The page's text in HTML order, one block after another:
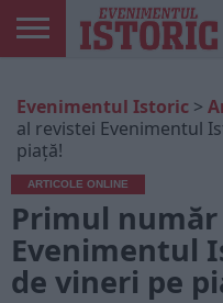
ONLINE
EDIȚII
TIPĂRITE
ISTORIC
PLAY
CONTUL
MEU
Evenimentul Istoric >
al revistei Evenimentul
piață!
ARTICOLE ONLINE
Primul
Evenimentul
de vineri pe